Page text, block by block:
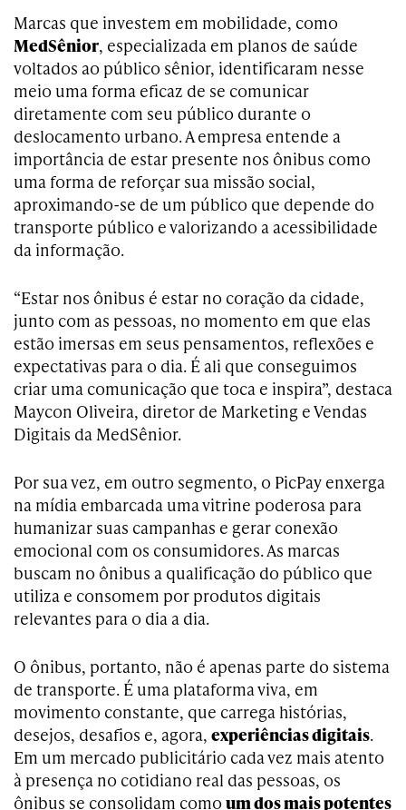
Marcas que investem em mobilidade, como
MedSênior, especializada em planos de saúde
voltados ao público sênior, identificaram nesse
meio uma forma eficaz de se comunicar
diretamente com seu público durante o
deslocamento urbano. A empresa entende a
importância de estar presente nos ônibus como
uma forma de reforçar sua missão social,
aproximando-se de um público que depende do
transporte público e valorizando a acessibilidade
da informação.
“Estar nos ônibus é estar no coração da cidade,
junto com as pessoas, no momento em que elas
estão imersas em seus pensamentos, reflexões e
expectativas para o dia. É ali que conseguimos
criar uma comunicação que toca e inspira”, destaca
Maycon Oliveira, diretor de Marketing e Vendas
Digitais da MedSênior.
Por sua vez, em outro segmento, o PicPay enxerga
na mídia embarcada uma vitrine poderosa para
humanizar suas campanhas e gerar conexão
emocional com os consumidores. As marcas
buscam no ônibus a qualificação do público que
utiliza e consomem por produtos digitais
relevantes para o dia a dia.
O ônibus, portanto, não é apenas parte do sistema
de transporte. É uma plataforma viva, em
movimento constante, que carrega histórias,
desejos, desafios e, agora, experiências digitais.
Em um mercado publicitário cada vez mais atento
à presença no cotidiano real das pessoas, os
ônibus se consolidam como um dos mais potentes